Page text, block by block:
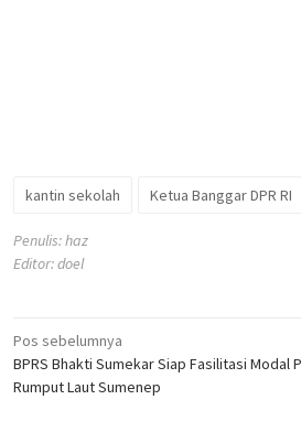
kantin sekolah Ketua Banggar DPR RI
Penulis: haz
Editor: doel
Navigasi
pos
Pos sebelumnya
BPRS Bhakti Sumekar Siap Fasilitasi Modal
Rumput Laut Sumenep